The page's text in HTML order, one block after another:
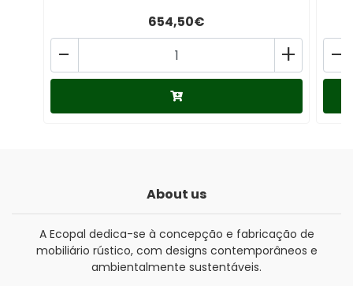
654,50€
+
- -
About us
A Ecopal dedica-se à concepção e fabricação de
mobiliário rústico, com designs contemporâneos e
ambientalmente sustentáveis.